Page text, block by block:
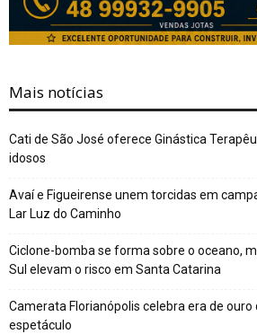
Mais notícias
Cati de São José oferece Ginástica
idosos
Avaí e Figueirense unem torcidas em
Lar Luz do Caminho
Ciclone-bomba se forma sobre o oceano,
Sul elevam o risco em Santa Catarina
Camerata Florianópolis celebra era de ouro
espetáculo